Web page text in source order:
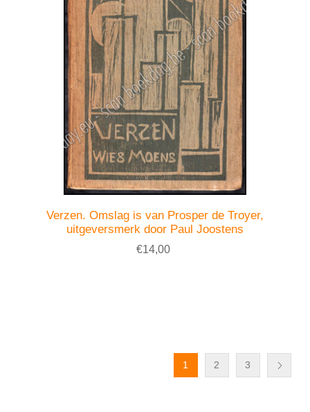
Verzen. Omslag is van Prosper de Troyer,
uitgeversmerk door Paul Joostens
€14,00
1 2 3